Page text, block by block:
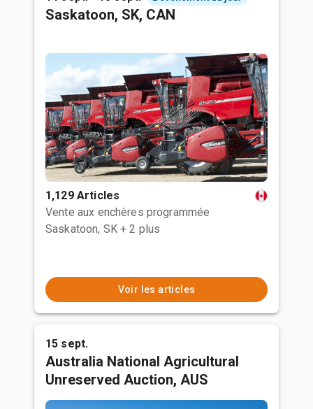
Saskatoon, SK, CAN
1,129 Articles
Vente aux enchères programmée
Saskatoon, SK + 2 plus
Voir les articles
15 sept.
Australia National Agricultural
Unreserved Auction, AUS